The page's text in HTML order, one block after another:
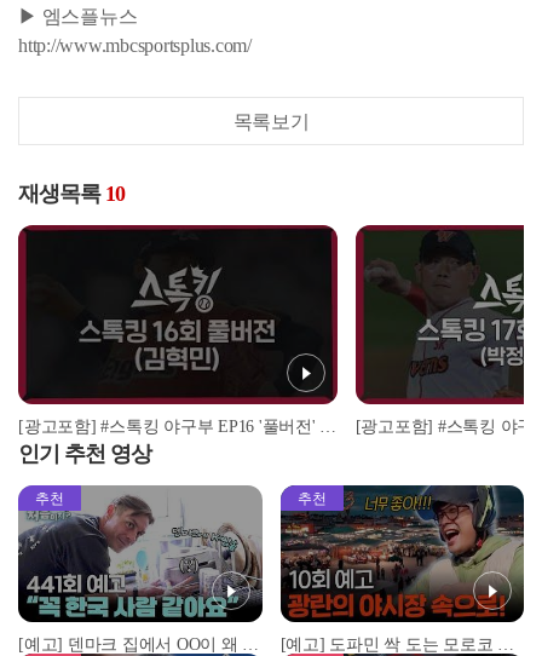
▶ 엠스플뉴스
http://www.mbcsportsplus.com/
목록보기
재생목록 10
[광고포함] #스톡킹 야구부 EP16 '풀버전' (김혁민)
인기 추천 영상
추천
[예고] 덴마크 집에서 OO이 왜 나와...? 이상할 정도로 한국을 사랑하는 우리 형을 제보합니다!
추천
[예고] 도파민 싹 도는 모로코 야시장 투어!